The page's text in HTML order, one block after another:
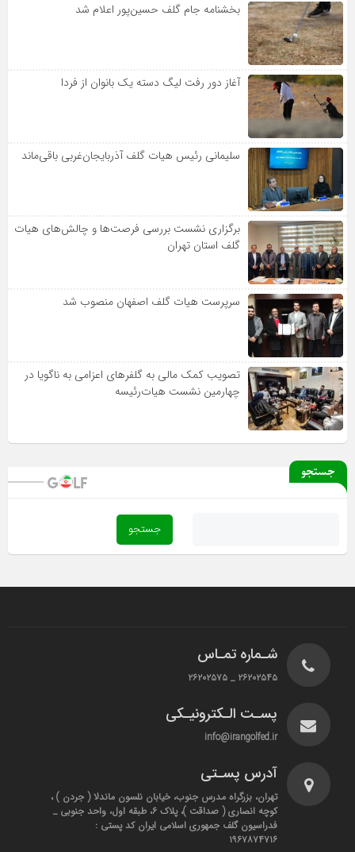
بخشنامه جام گلف حسین‌پور اعلام شد
آغاز دور رفت لیگ دسته یک بانوان از فردا
سلیمانی رئیس هیات گلف آذربایجان‌غربی باقی‌ماند
برگزاری نشست بررسی فرصت‌ها و چالش‌های هیات
گلف استان تهران
سرپرست هیات گلف اصفهان منصوب شد
تصویب کمک مالی به گلفرهای اعزامی به ناگویا در
چهارمین نشست هیات‌رئیسه
جستجو
شـماره تمـاس
۲۶۲۰۲۵۴۵ _ ۲۶۲۰۲۵۷۵
پسـت الـکترونیـکی
info@irangolfed.ir
آدرس پسـتی
تهران، بزرگراه مدرس جنوب، خیابان نلسون ماندلا ( جردن ) ،
کوچه انصاری ( صداقت )، پلاک ۶، طبقه اول، واحد جنوبی _
فدراسیون گلف جمهوری اسلامی ایران کد پستی :
۱۹۶۷۸۷۴۷۱۶